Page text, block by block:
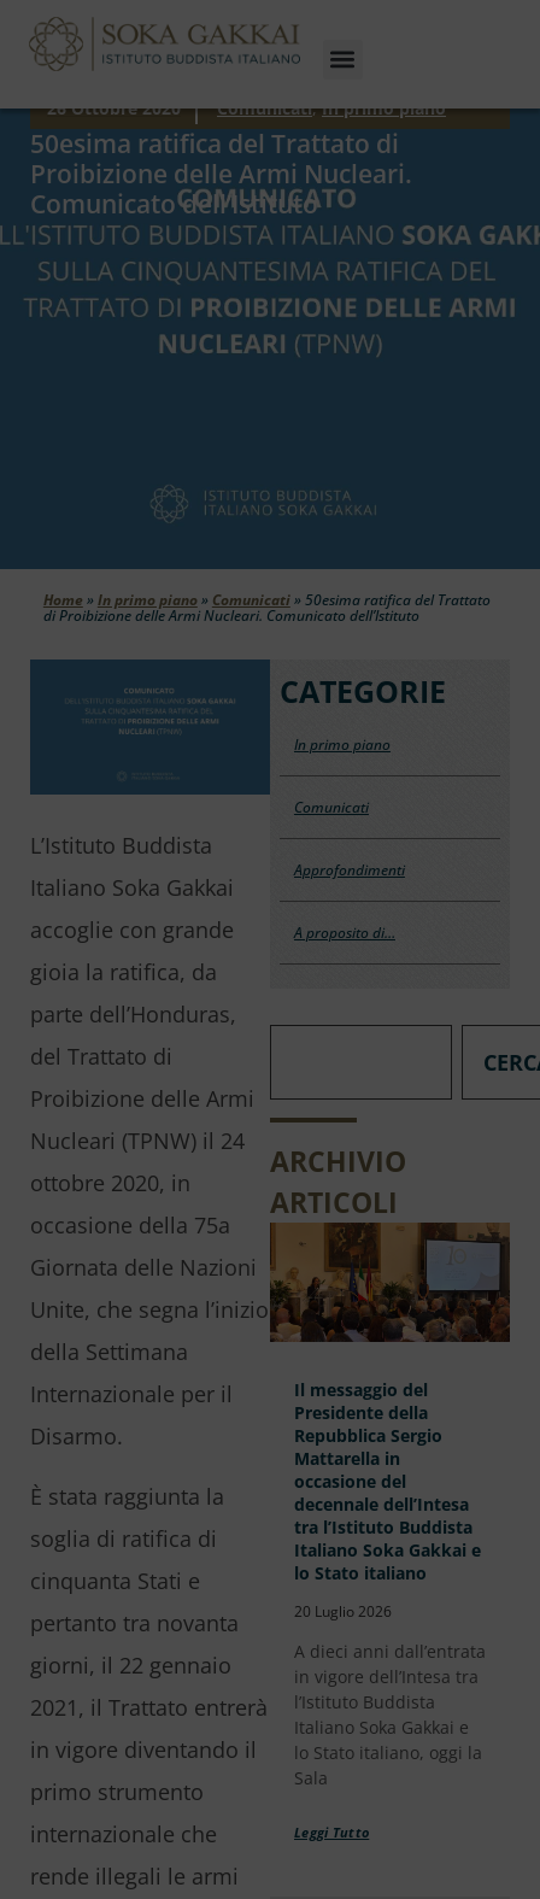
26 Ottobre 2020 Comunicati,In primo piano
50esima ratifica del Trattato di
Proibizione delle Armi Nucleari.
Comunicato dell’Istituto
Home » In primo piano» Comunicati» 50esima ratifica del Trattato
di Proibizione delle Armi Nucleari. Comunicato dell’Istituto
L’Istituto Buddista
Italiano Soka Gakkai
accoglie con grande
gioia la ratifica, da
parte dell’Honduras,
del Trattato di
Proibizione delle Armi
Nucleari (TPNW) il 24
ottobre 2020, in
occasione della 75a
Giornata delle Nazioni
Unite, che segna l’inizio
della Settimana
Internazionale per il
Disarmo.
È stata raggiunta la
soglia di ratifica di
cinquanta Stati e
pertanto tra novanta
giorni, il 22 gennaio
2021, il Trattato entrerà
in vigore diventando il
primo strumento
internazionale che
rende illegali le armi
CATEGORIE
In primo piano
Comunicati
Approfondimenti
A proposito di…
ARCHIVIO
ARTICOLI
Il messaggio del
Presidente della
Repubblica Sergio
Mattarella in
occasione del
decennale dell’Intesa
tra l’Istituto Buddista
Italiano Soka Gakkai e
lo Stato italiano
20 Luglio 2026
A dieci anni dall’entrata
in vigore dell’Intesa tra
l’Istituto Buddista
Italiano Soka Gakkai e
lo Stato italiano, oggi la
Sala
Leggi Tutto